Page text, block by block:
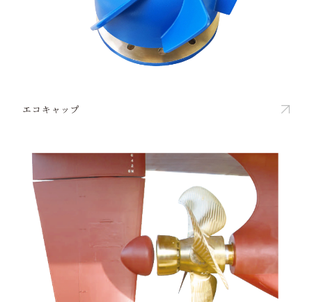
エコキャップ